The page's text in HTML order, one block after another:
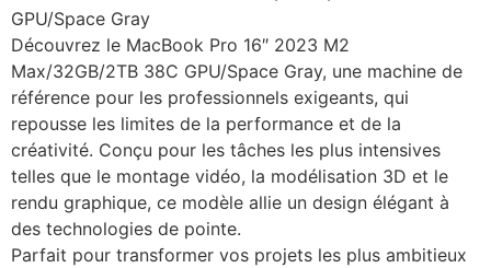
GPU/Space Gray
Découvrez le MacBook Pro 16″ 2023 M2
Max/32GB/2TB 38C GPU/Space Gray, une machine de
référence pour les professionnels exigeants, qui
repousse les limites de la performance et de la
créativité. Conçu pour les tâches les plus intensives
telles que le montage vidéo, la modélisation 3D et le
rendu graphique, ce modèle allie un design élégant à
des technologies de pointe.
Parfait pour transformer vos projets les plus ambitieux